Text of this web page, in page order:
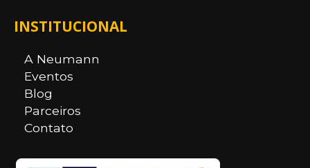
INSTITUCIONAL
A Neumann
Eventos
Blog
Parceiros
Contato